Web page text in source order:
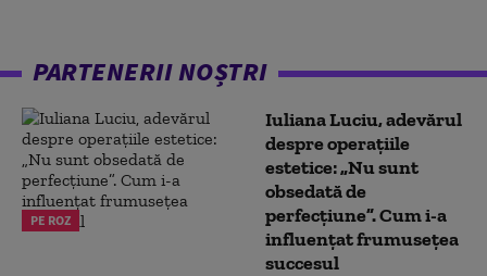
PARTENERII NOȘTRI
PE ROZ
Iuliana Luciu, adevărul
despre operațiile
estetice: „Nu sunt
obsedată de
perfecțiune”. Cum i-a
influențat frumusețea
succesul